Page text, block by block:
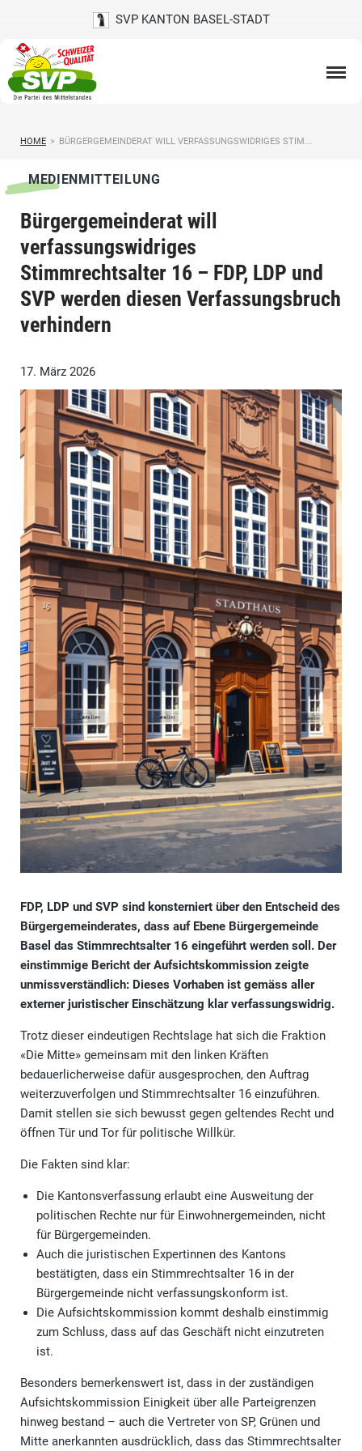
SVP KANTON BASEL-STADT
HOME > BÜRGERGEMEINDERAT WILL VERFASSUNGSWIDRIGES STIM...
MEDIENMITTEILUNG
Bürgergemeinderat will
verfassungswidriges
Stimmrechtsalter 16 – FDP, LDP und
SVP werden diesen Verfassungsbruch
verhindern
17. März 2026
FDP, LDP und SVP sind konsterniert über den Entscheid des
Bürgergemeinderates, dass auf Ebene Bürgergemeinde
Basel das Stimmrechtsalter 16 eingeführt werden soll. Der
einstimmige Bericht der Aufsichtskommission zeigte
unmissverständlich: Dieses Vorhaben ist gemäss aller
externer juristischer Einschätzung klar verfassungswidrig.
Trotz dieser eindeutigen Rechtslage hat sich die Fraktion
«Die Mitte» gemeinsam mit den linken Kräften
bedauerlicherweise dafür ausgesprochen, den Auftrag
weiterzuverfolgen und Stimmrechtsalter 16 einzuführen.
Damit stellen sie sich bewusst gegen geltendes Recht und
öffnen Tür und Tor für politische Willkür.
Die Fakten sind klar:
Die Kantonsverfassung erlaubt eine Ausweitung der
politischen Rechte nur für Einwohnergemeinden, nicht
für Bürgergemeinden.
Auch die juristischen Expertinnen des Kantons
bestätigten, dass ein Stimmrechtsalter 16 in der
Bürgergemeinde nicht verfassungskonform ist.
Die Aufsichtskommission kommt deshalb einstimmig
zum Schluss, dass auf das Geschäft nicht einzutreten
ist.
Besonders bemerkenswert ist, dass in der zuständigen
Aufsichtskommission Einigkeit über alle Parteigrenzen
hinweg bestand – auch die Vertreter von SP, Grünen und
Mitte anerkannten ausdrücklich, dass das Stimmrechtsalter